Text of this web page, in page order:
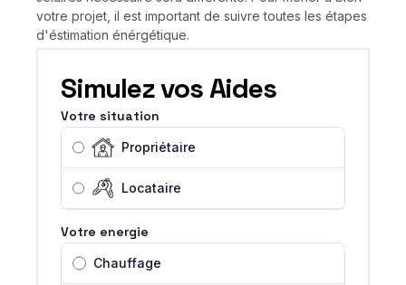
votre projet, il est important de suivre toutes les étapes
d'éstimation énérgétique.
Simulez vos Aides
Votre situation
Propriétaire
Locataire
Votre energie
Chauffage